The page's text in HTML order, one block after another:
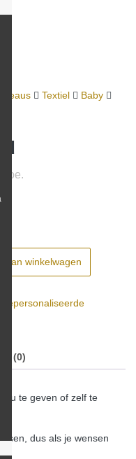
Textiel
Baby
toe.
aan winkelwagen
Gepersonaliseerde
(0)
te geven of zelf te
dus als je wensen